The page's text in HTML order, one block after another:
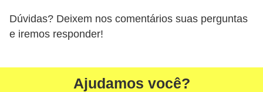
Dúvidas? Deixem nos comentários suas perguntas
e iremos responder!
Ajudamos você?
R